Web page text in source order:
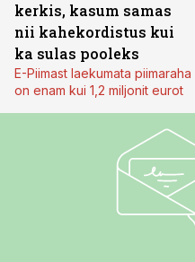
kerkis, kasum samas
nii kahekordistus kui
ka sulas pooleks
E-Piimast laekumata piimaraha
on enam kui 1,2 miljonit eurot